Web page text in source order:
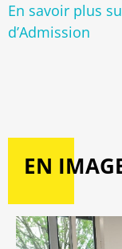
En savoir plus
d’Admission
EN